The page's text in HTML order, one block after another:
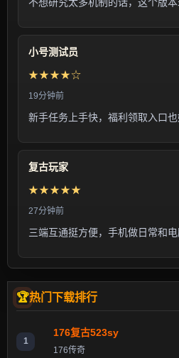
小号测试员
★★★★☆
19分钟前
新手任务上手快，福利领取入口也
复古玩家
★★★★★
27分钟前
三端互通挺方便，手机做日常和电
热门下载排行
1
176复古523sy
176传奇